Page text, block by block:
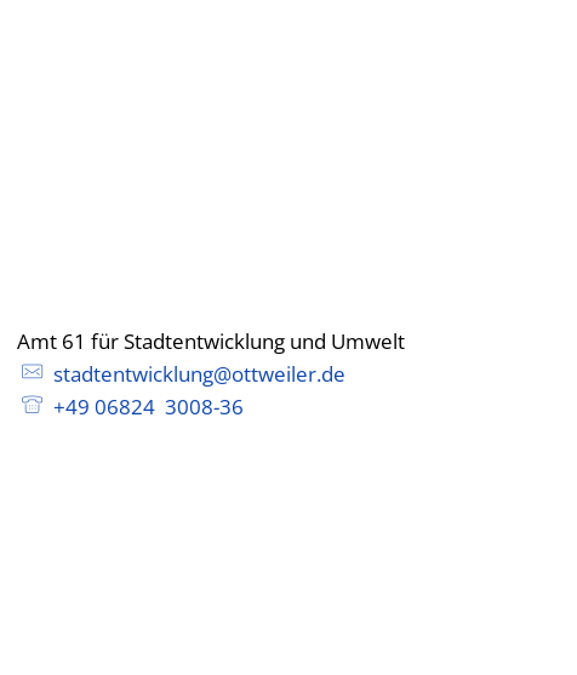
Amt 61 für Stadtentwicklung und Umwelt
stadtentwicklung@ottweiler.de
+49 06824 3008-36